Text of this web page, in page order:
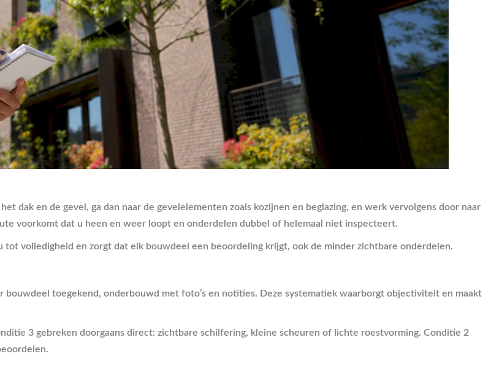
dak en de gevel, ga dan naar de gevelelementen zoals kozijnen en beglazing, en werk vervolgens door naar
voorkomt dat u heen en weer loopt en onderdelen dubbel of helemaal niet inspecteert.
tot volledigheid en zorgt dat elk bouwdeel een beoordeling krijgt, ook de minder zichtbare onderdelen.
bouwdeel toegekend, onderbouwd met foto’s en notities. Deze systematiek waarborgt objectiviteit en maakt
3 gebreken doorgaans direct: zichtbare schilfering, kleine scheuren of lichte roestvorming. Conditie 2